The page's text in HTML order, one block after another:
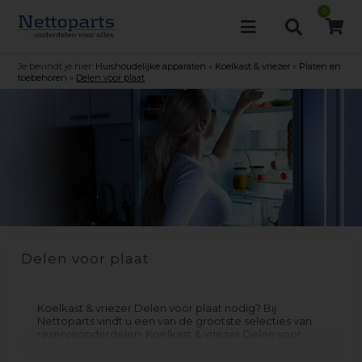
0
Je bevindt je hier: Huishoudelijke apparaten Koelkast & vriezer
Platen en
toebehoren
Delen voor plaat
Delen voor plaat
Koelkast & vriezer Delen voor plaat nodig? Bij
Nettoparts vindt u een van de grootste selecties van
reserveonderdelen; Koelkast & vriezer Delen voor